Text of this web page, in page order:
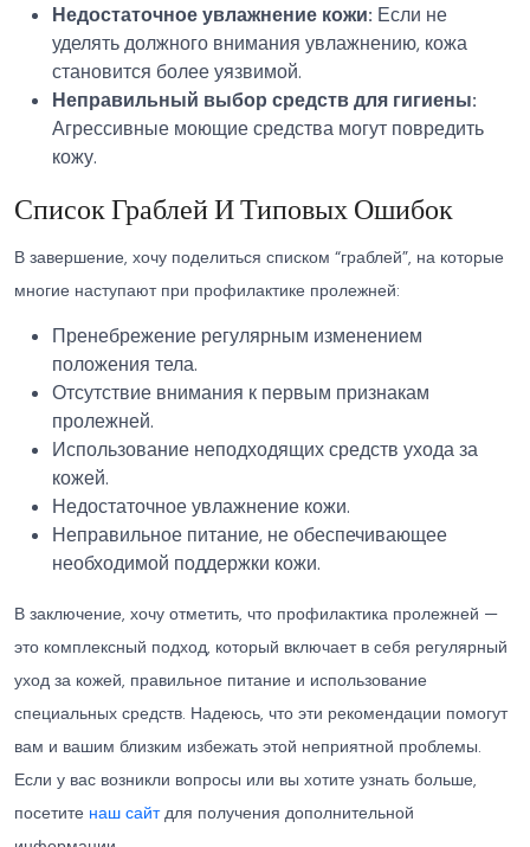
Недостаточное увлажнение кожи: Если не
уделять должного внимания увлажнению, кожа
становится более уязвимой.
Неправильный выбор средств для гигиены:
Агрессивные моющие средства могут повредить
кожу.
Список Граблей И Типовых Ошибок
В завершение, хочу поделиться списком “граблей”, на которые
многие наступают при профилактике пролежней:
Пренебрежение регулярным изменением
положения тела.
Отсутствие внимания к первым признакам
пролежней.
Использование неподходящих средств ухода за
кожей.
Недостаточное увлажнение кожи.
Неправильное питание, не обеспечивающее
необходимой поддержки кожи.
В заключение, хочу отметить, что профилактика пролежней —
это комплексный подход, который включает в себя регулярный
уход за кожей, правильное питание и использование
специальных средств. Надеюсь, что эти рекомендации помогут
вам и вашим близким избежать этой неприятной проблемы.
Если у вас возникли вопросы или вы хотите узнать больше,
посетите наш сайтдля получения дополнительной